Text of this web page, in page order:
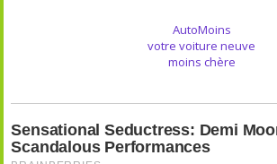
AutoMoins
votre voiture neuve
moins chère